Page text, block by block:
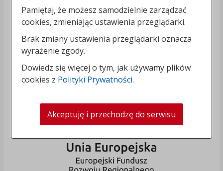
Pamiętaj, że możesz samodzielnie zarządzać
cookies, zmieniając ustawienia przeglądarki.
Brak zmiany ustawienia przeglądarki oznacza
wyrażenie zgody.
Dowiedz się więcej o tym, jak używamy plików
cookies z Polityki Prywatności.
Akceptuję i przechodzę do serwisu